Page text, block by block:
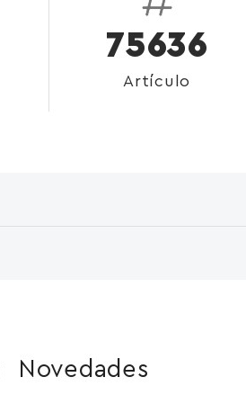
75636
Artículo
Novedades